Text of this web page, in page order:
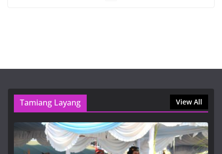
Vergelijking van online casino’s in België
Tamiang Layang View All